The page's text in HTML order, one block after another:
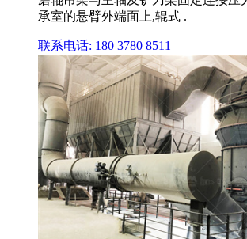
承室的悬臂外端面上,辊式 .
联系电话: 180 3780 8511